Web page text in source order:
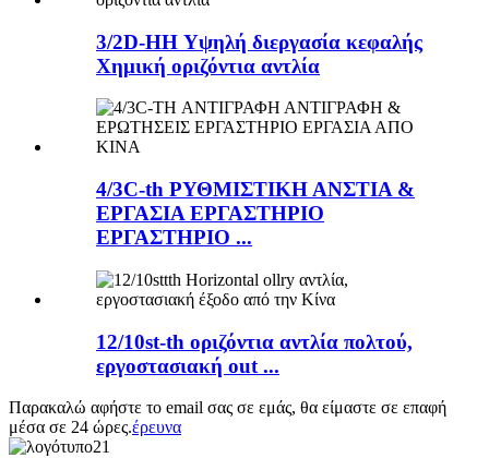
3/2D-HH Υψηλή διεργασία κεφαλής
Χημική οριζόντια αντλία
4/3C-th ΡΥΘΜΙΣΤΙΚΗ ΑΝΣΤΙΑ &
ΕΡΓΑΣΙΑ ΕΡΓΑΣΤΗΡΙΟ
ΕΡΓΑΣΤΗΡΙΟ ...
12/10st-th οριζόντια αντλία πολτού,
εργοστασιακή out ...
Παρακαλώ αφήστε το email σας σε εμάς, θα είμαστε σε επαφή
μέσα σε 24 ώρες.έρευνα